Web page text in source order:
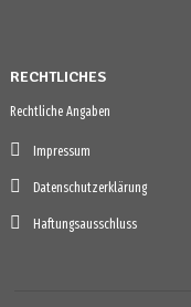
RECHTLICHES
Rechtliche Angaben
Impressum
Datenschutzerklärung
Haftungsausschluss